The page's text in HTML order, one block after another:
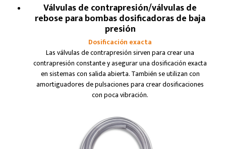
Válvulas de contrapresión/válvulas de
rebose para bombas dosificadoras de baja
presión
Dosificación exacta
Las válvulas de contrapresión sirven para crear una
contrapresión constante y asegurar una dosificación exacta
en sistemas con salida abierta. También se utilizan con
amortiguadores de pulsaciones para crear dosificaciones
con poca vibración.